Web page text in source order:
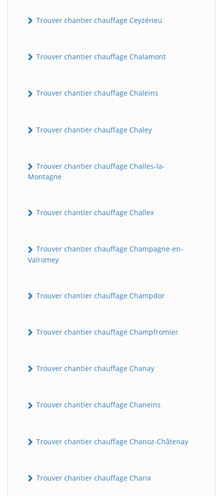
Trouver chantier chauffage Ceyzérieu
Trouver chantier chauffage Chalamont
Trouver chantier chauffage Chaleins
Trouver chantier chauffage Chaley
Trouver chantier chauffage Challes-la-
Montagne
Trouver chantier chauffage Challex
Trouver chantier chauffage Champagne-en-
Valromey
Trouver chantier chauffage Champdor
Trouver chantier chauffage Champfromier
Trouver chantier chauffage Chanay
Trouver chantier chauffage Chaneins
Trouver chantier chauffage Chanoz-Châtenay
Trouver chantier chauffage Charix